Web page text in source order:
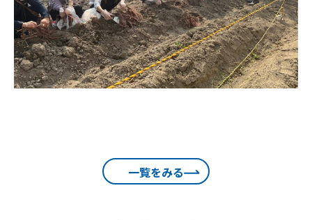
一覧をみる